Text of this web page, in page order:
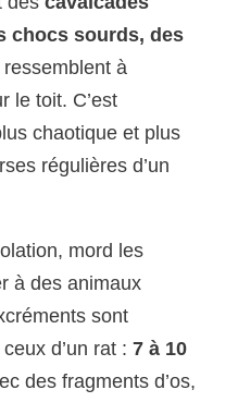
chocs sourds, des
à
le toit. C’est
chaotique et plus
régulières d’un
mord les
à des animaux
sont
d’un rat : 7 à 10
des fragments d’os,